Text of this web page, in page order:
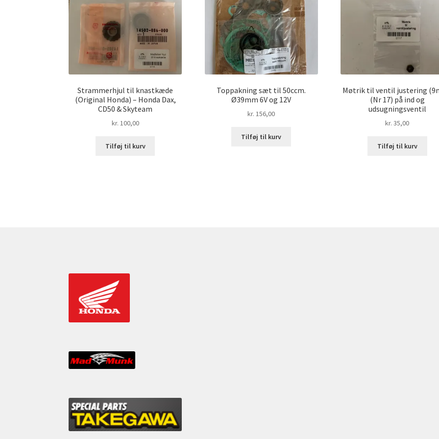
Strammerhjul til knastkæde
(Original Honda) – Honda Dax,
CD50 & Skyteam
kr. 100,00
Tilføj til kurv
Toppakning sæt til 50ccm.
Ø39mm 6V og 12V
kr. 156,00
Tilføj til kurv
Møtrik til ventil justering
(Nr 17) på ind og
udsugningsventil
kr. 35,00
Tilføj til kurv